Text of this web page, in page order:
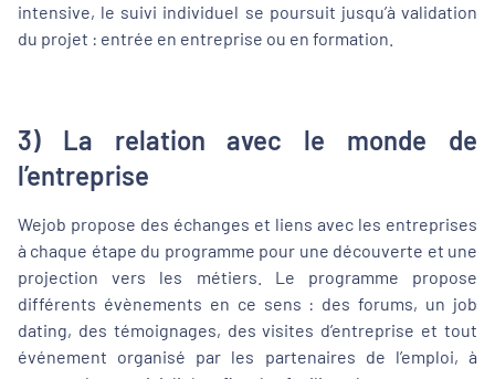
intensive, le suivi individuel se poursuit jusqu’à validation
du projet : entrée en entreprise ou en formation.
3) La relation avec le monde de
l’entreprise
Wejob propose des échanges et liens avec les entreprises
à chaque étape du programme pour une découverte et une
projection vers les métiers. Le programme propose
différents évènements en ce sens : des forums, un job
dating, des témoignages, des visites d’entreprise et tout
événement organisé par les partenaires de l’emploi, à